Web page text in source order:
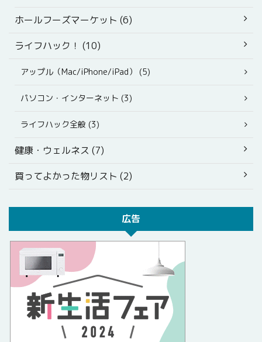
ホールフーズマーケット (6)
ライフハック！ (10)
アップル（Mac/iPhone/iPad） (5)
パソコン・インターネット (3)
ライフハック全般 (3)
健康・ウェルネス (7)
買ってよかった物リスト (2)
広告